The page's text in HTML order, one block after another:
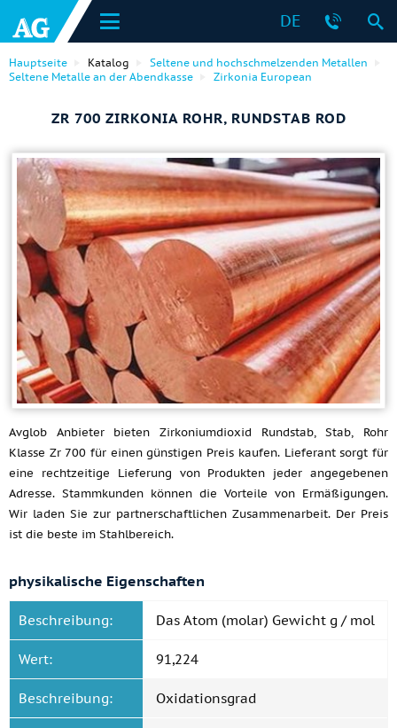
DE
Hauptseite Katalog
Seltene und hochschmelzenden Metallen
Seltene Metalle an der Abendkasse
Zirkonia European
ZR 700 ZIRKONIA ROHR, RUNDSTAB ROD
Avglob Anbieter bieten Zirkoniumdioxid Rundstab, Stab, Rohr
Klasse Zr 700 für einen günstigen Preis kaufen. Lieferant sorgt für
eine rechtzeitige Lieferung von Produkten jeder angegebenen
Adresse. Stammkunden können die Vorteile von Ermäßigungen.
Wir laden Sie zur partnerschaftlichen Zusammenarbeit. Der Preis
ist die beste im Stahlbereich.
physikalische Eigenschaften
Beschreibung: Das Atom (molar) Gewicht g / mol
Wert: 91,224
Beschreibung: Oxidationsgrad